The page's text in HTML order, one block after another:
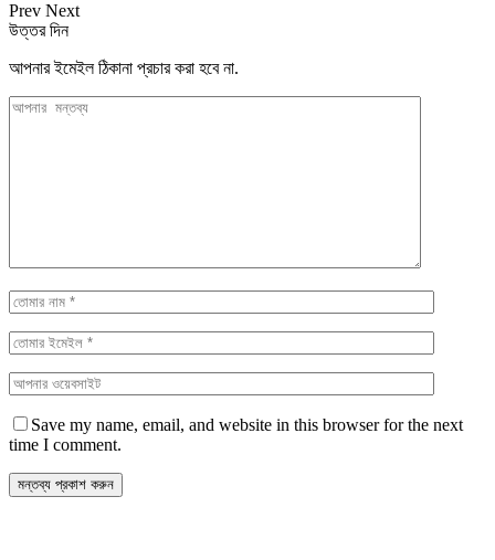
Prev Next
উত্তর দিন
আপনার ইমেইল ঠিকানা প্রচার করা হবে না.
Save my name, email, and website in this browser for the next
time I comment.